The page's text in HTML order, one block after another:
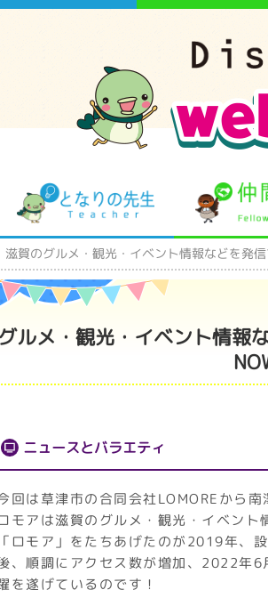
ざる滋賀 となりの先生
滋賀のグルメ・観光・イベント情報などを発
ルメ・観光・イベント情報
ニュースとバラエティ
回は草津市の合同会社LOMOREから
モアは滋賀のグルメ・観光・イベント
「ロモア」をたちあげたのが2019年、
、順調にアクセス数が増加、2022年
を遂げているのです！